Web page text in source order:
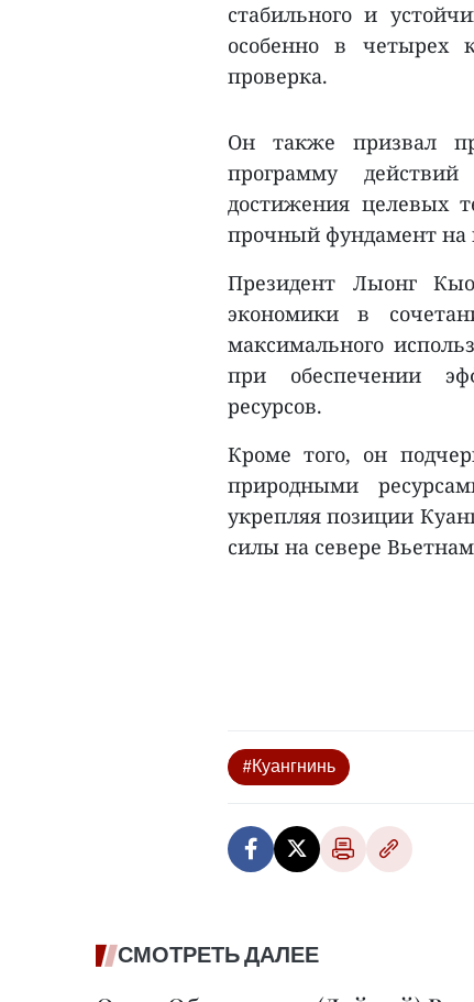
стабильного и
особенно в четырех
проверка.
Он также призвал
программу
достижения целевых
прочный фундамент на
Президент Лыонг
экономики в
максимального
при обеспечении
ресурсов.
Кроме того, он
природными
укрепляя позиции
силы на севере
#Куангнинь
СМОТРЕТЬ ДАЛЕЕ